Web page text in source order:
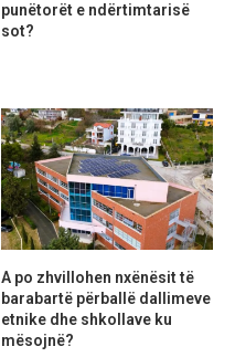
punëtorët e ndërtimtarisë
sot?
A po zhvillohen nxënësit të
barabartë përballë dallimeve
etnike dhe shkollave ku
mësojnë?